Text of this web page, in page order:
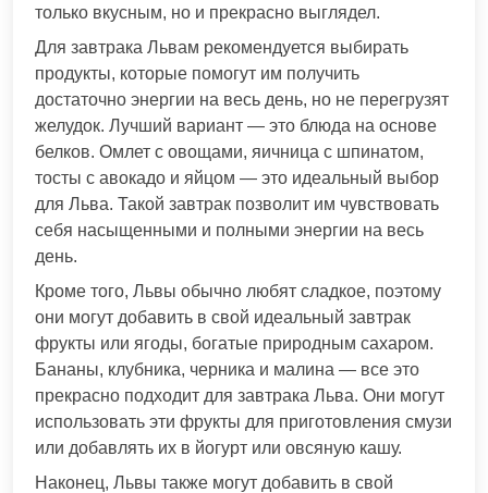
только вкусным, но и прекрасно выглядел.
Для завтрака Львам рекомендуется выбирать
продукты, которые помогут им получить
достаточно энергии на весь день, но не перегрузят
желудок. Лучший вариант — это блюда на основе
белков. Омлет с овощами, яичница с шпинатом,
тосты с авокадо и яйцом — это идеальный выбор
для Льва. Такой завтрак позволит им чувствовать
себя насыщенными и полными энергии на весь
день.
Кроме того, Львы обычно любят сладкое, поэтому
они могут добавить в свой идеальный завтрак
фрукты или ягоды, богатые природным сахаром.
Бананы, клубника, черника и малина — все это
прекрасно подходит для завтрака Льва. Они могут
использовать эти фрукты для приготовления смузи
или добавлять их в йогурт или овсяную кашу.
Наконец, Львы также могут добавить в свой